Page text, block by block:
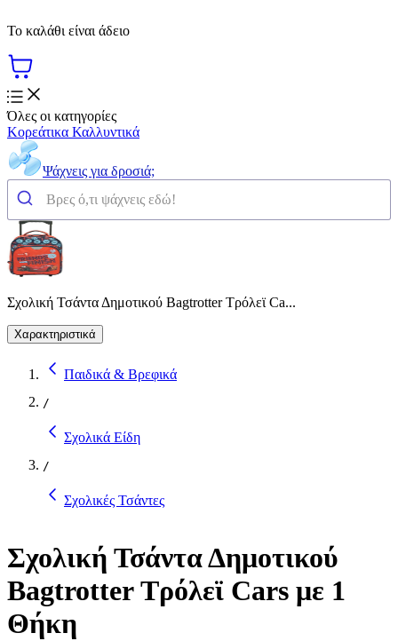
Το καλάθι είναι άδειο
Όλες οι κατηγορίες
Κορεάτικα Καλλυντικά
Ψάχνεις για δροσιά;
Σχολική Τσάντα Δημοτικού Bagtrotter Τρόλεϊ Ca...
Χαρακτηριστικά
Παιδικά & Βρεφικά
/
Σχολικά Είδη
/
Σχολικές Τσάντες
Σχολική Τσάντα Δημοτικού
Bagtrotter Τρόλεϊ Cars με 1
Θήκη